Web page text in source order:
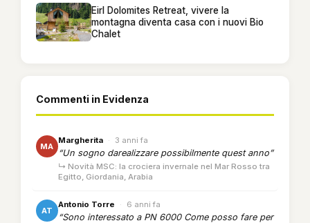
Eirl Dolomites Retreat, vivere la
montagna diventa casa con i nuovi Bio
Chalet
Commenti in Evidenza
MA
Margherita · 3 anni fa
“Un sogno darealizzare possibilmente quest anno”
↳ Novità MSC: la crociera invernale nel Mar Rosso tra
Egitto, Giordania, Arabia
AT
Antonio Torre · 6 anni fa
“Sono interessato a PN 6000 Come posso fare per